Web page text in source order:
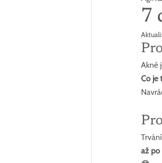
7
Akné
Co je
až po